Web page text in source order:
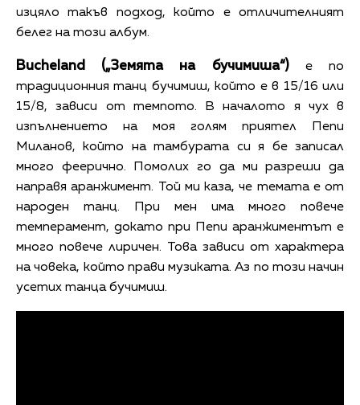
изцяло такъв подход, който е отличителният
белег на този албум.
Bucheland („Земята на бучимиша“)е по
традиционния танц бучимиш, който е в 15/16 или
15/8, зависи от темпото. В началото я чух в
изпълнението на моя голям приятел Пепи
Миланов, който на тамбурата си я бе записал
много феерично. Помолих го да ми разреши да
направя аранжимент. Той ми каза, че темата е от
народен танц. При мен има много повече
темперамент, докато при Пепи аранжиментът е
много повече лиричен. Това зависи от характера
на човека, който прави музиката. Аз по този начин
усетих танца бучимиш.